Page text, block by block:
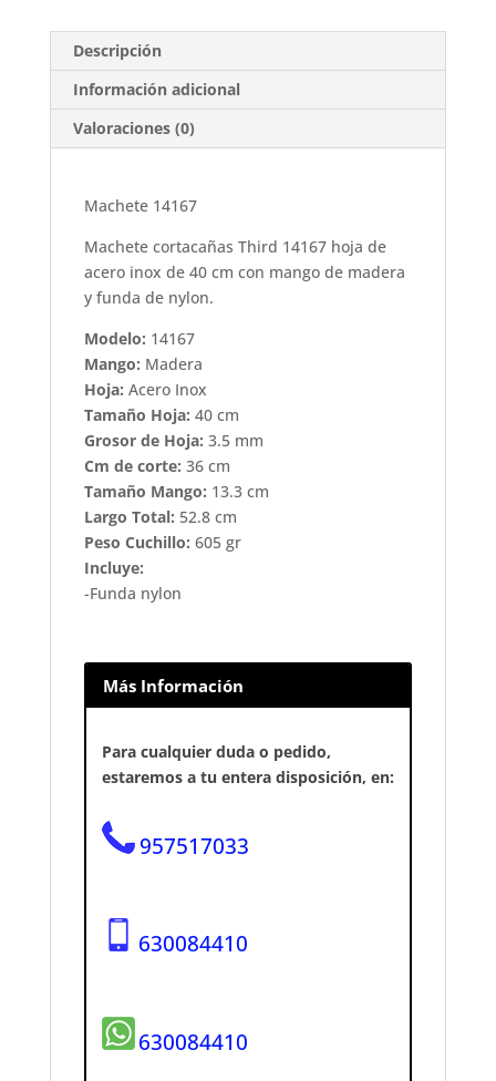
Descripción
Información adicional
Valoraciones (0)
Machete 14167
Machete cortacañas Third 14167 hoja de
acero inox de 40 cm con mango de madera
y funda de nylon.
Modelo: 14167
Mango: Madera
Hoja: Acero Inox
Tamaño Hoja: 40 cm
Grosor de Hoja: 3.5 mm
Cm de corte: 36 cm
Tamaño Mango: 13.3 cm
Largo Total: 52.8 cm
Peso Cuchillo: 605 gr
Incluye:
-Funda nylon
Más Información
Para cualquier duda o pedido,
estaremos a tu entera disposición, en:
957517033
630084410
630084410